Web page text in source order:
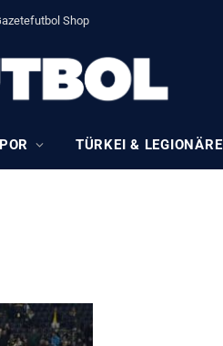
Shop
TÜRKEI & LEGIONÄRE